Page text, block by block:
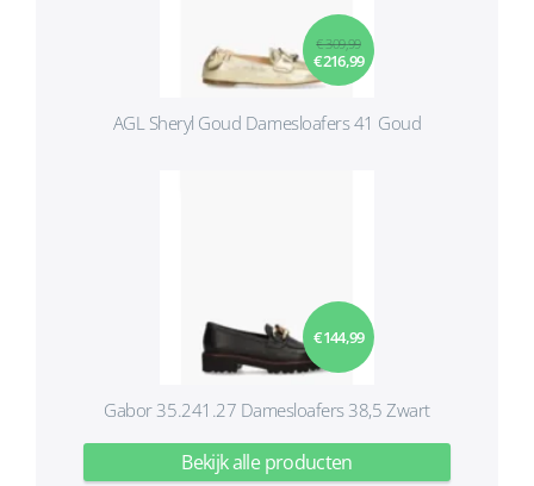
€ 309,99
€ 216,99
AGL Sheryl Goud Damesloafers 41 Goud
€ 144,99
Gabor 35.241.27 Damesloafers 38,5 Zwart
Bekijk alle producten